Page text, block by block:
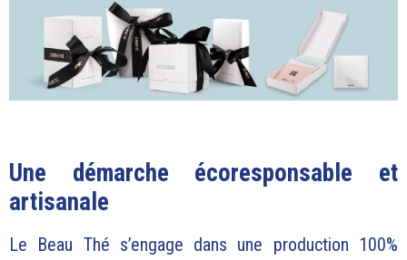
Une démarche écoresponsable et
artisanale
Le Beau Thé s’engage dans une production 100%